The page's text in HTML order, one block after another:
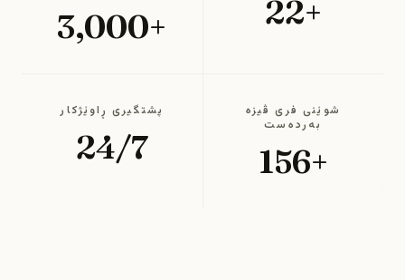
+22
+3,000
شوێنی فری ڤیزە
بەردەست
+156
پشتگیری ڕاوێژکار
24/7